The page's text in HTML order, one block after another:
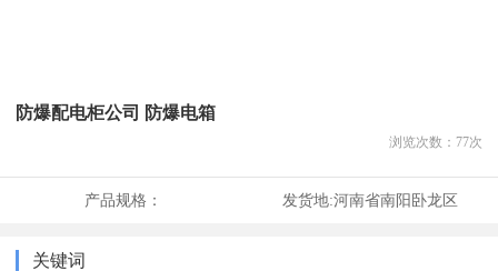
防爆配电柜公司 防爆电箱
浏览次数： 77次
产品规格： 发货地:河南省南阳卧龙区
关键词